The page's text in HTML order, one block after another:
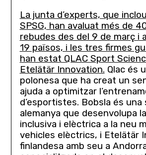
La junta d’experts, que
SPSG, han avaluat més de
rebudes des del 9 de març i
19 països, i les tres firmes
han estat QLAC Sport
Etelätär Innovation. Qlac és
polonesa que ha creat un
ajuda a optimitzar
d’esportistes. Bobsla és
alemanya que desenvolupa
inclusiva i elèctrica a la neu
vehicles elèctrics, i Etelätär
finlandesa amb seu a